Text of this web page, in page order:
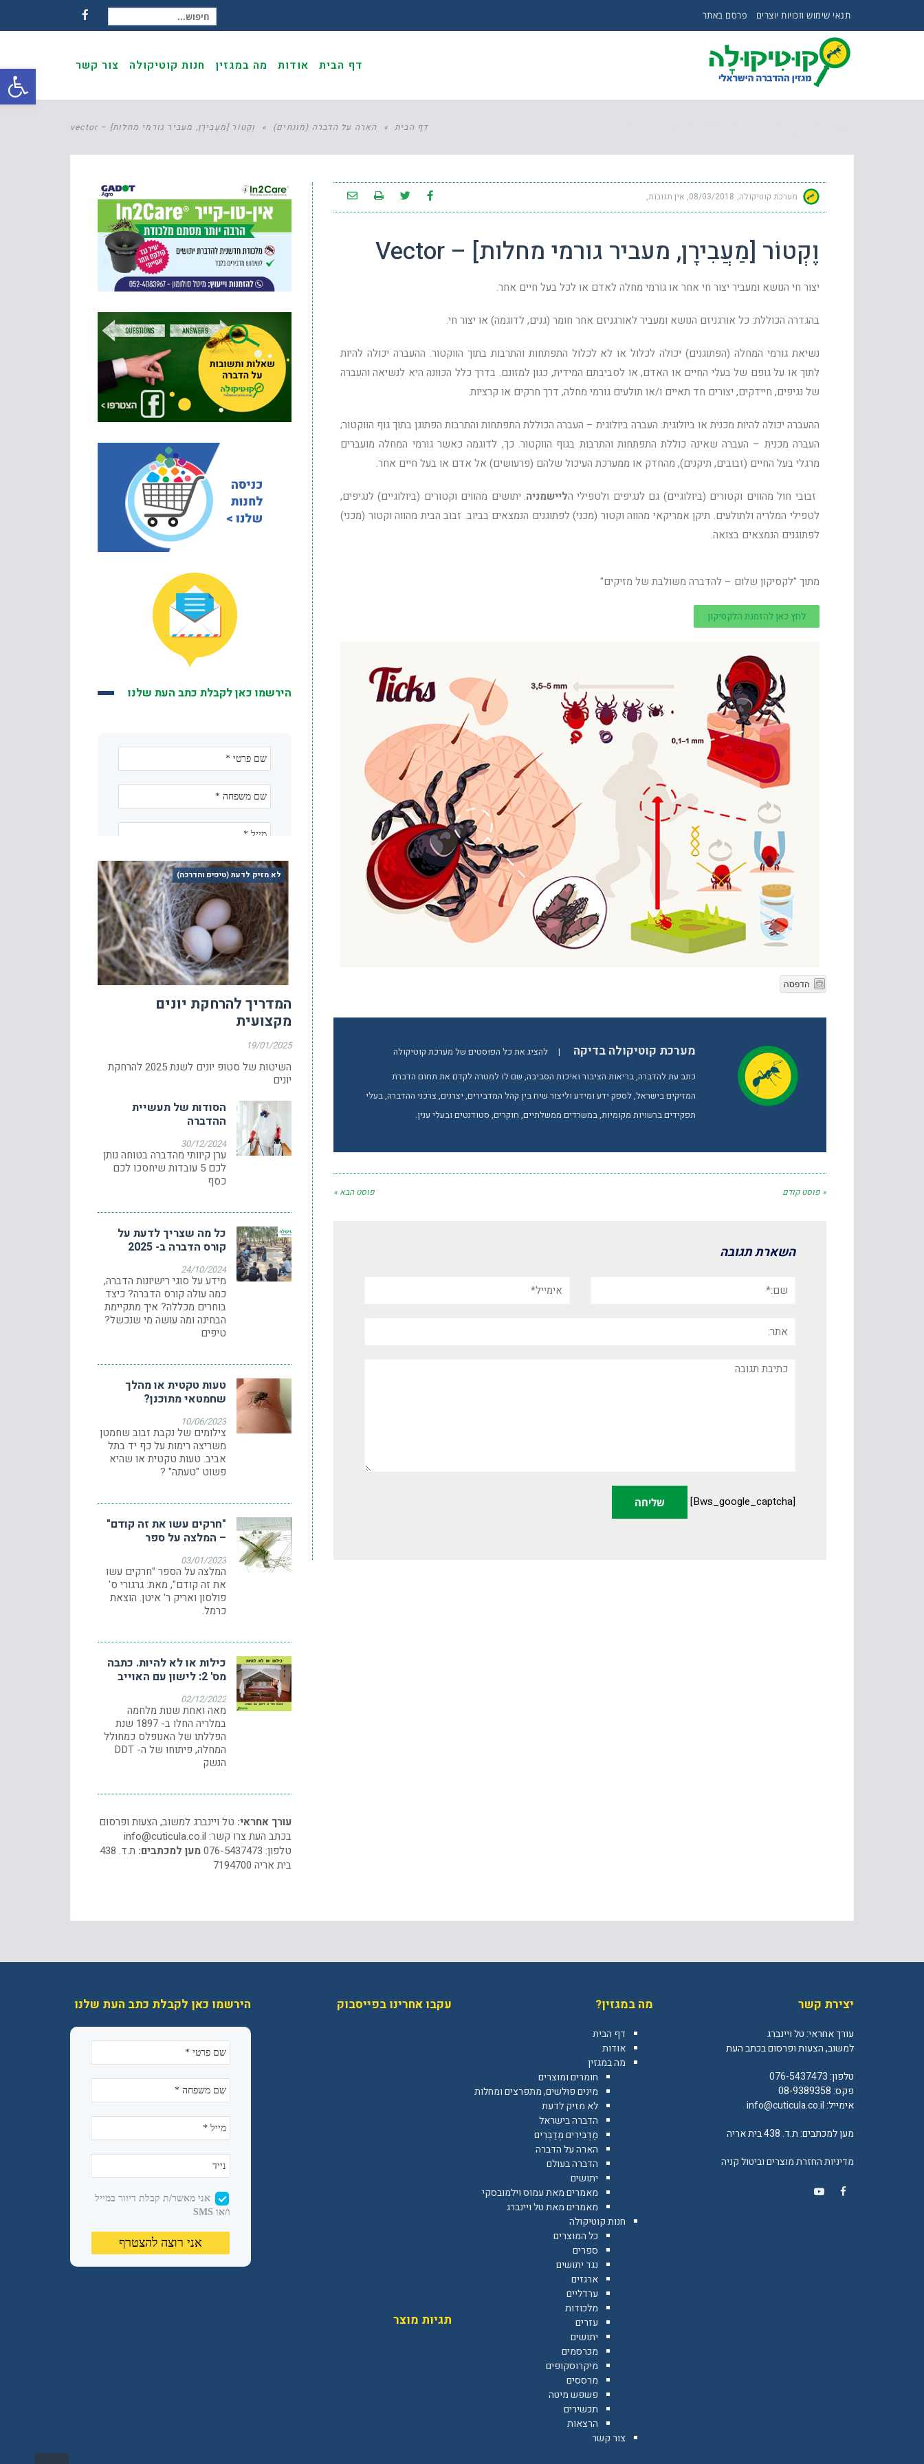
תנאי שימוש וזכויות יוצרים פרסם באתר
חיפוש עבור:
Facebook
דף הבית אודות מה במגזין חנות קוטיקולה צור קשר
דף הבית » הארה על הדברה (מונחים) » וֶקְטוֹר [מַעֲבִירָן, מעביר גורמי מחלות] – vector
מערכת קוטיקולה 08/03/2018 אין תגובות
וֶקְטוֹר [מַעֲבִירָן, מעביר גורמי מחלות] – Vector
יצור חי הנושא ומעביר יצור חי אחר או גורמי מחלה לאדם או לכל בעל חיים אחר.
בהגדרה הכוללת: כל אורגניזם הנושא ומעביר לאורגניזם אחר חומר (גנים, לדוגמה) או יצור חי.
נשיאת גורמי המחלה (הפתוגנים) יכולה לכלול או לא לכלול התפתחות והתרבות בתוך הווקטור. ההעברה יכולה להיות
לתוך או על גופם של בעלי החיים או האדם, או לסביבתם המידית, כגון למזונם. בדרך כלל הכוונה היא לנשיאה והעברה
של נגיפים, חיידקים, יצורים חד תאיים ו/או תולעים גורמי מחלה, דרך חרקים או קרציות.
ההעברה יכולה להיות מכנית או ביולוגית: העברה ביולוגית – העברה הכוללת התפתחות והתרבות הפתוגן בתוך גוף הווקטור;
העברה מכנית – העברה שאינה כוללת התפתחות והתרבות בגוף הווקטור. כך, לדוגמה כאשר גורמי המחלה מועברים
מרגלי בעל החיים (זבובים, תיקנים), מהחדק או ממערכת העיכול שלהם (פרעושים) אל אדם או בעל חיים אחר.
זבובי חול מהווים וקטורים (ביולוגיים) גם לנגיפים ולטפילי הליישמניה. יתושים מהווים וקטורים (ביולוגיים) לנגיפים,
לטפילי המלריה ולתולעים. תיקן אמריקאי מהווה וקטור (מכני) לפתוגנים הנמצאים בביוב. זבוב הבית מהווה וקטור (מכני)
לפתוגנים הנמצאים בצואה.
מתוך "לקסיקון שלום – להדברה משולבת של מזיקים"
לחץ כאן להזמנת הלקסיקון
הדפסה
מערכת קוטיקולה בדיקה |
להציג את כל הפוסטים של מערכת קוטיקולה
כתב עת להדברה, בריאות הציבור ואיכות הסביבה, שם לו למטרה לקדם את תחום הדברת
המזיקים בישראל, לספק ידע ומידע וליצור שיח בין קהל המדבירים, יצרנים, צרכני ההדברה, בעלי
תפקידים ברשויות מקומיות, במשרדים ממשלתיים, חוקרים, סטודנטים ובעלי ענין.
« פוסט קודם פוסט הבא »
השארת תגובה
תגובה
[bws_google_captcha]
הירשמו כאן לקבלת כתב העת שלנו
לא מזיק לדעת (טיפים והדרכה)
המדריך להרחקת יונים
מקצועית
19/01/2025
השיטות של סטופ יונים לשנת 2025 להרחקת
יונים
הסודות של תעשיית
ההדברה
30/12/2024
ערן קיוותי מהדברה בטוחה נותן
לכם 5 עובדות שיחסכו לכם
כסף
כל מה שצריך לדעת על
קורס הדברה ב- 2025
24/10/2024
מידע על סוגי רישיונות הדברה,
כמה עולה קורס הדברה? כיצד
בוחרים מכללה? איך מתקיימת
הבחינה ומה עושה מי שנכשל?
טיפים
טעות טקטית או מהלך
שחמטאי מתוכנן?
10/06/2023
צילומים של נקבת זבוב שחמטן
משריצה רימות על כף יד בתל
אביב. טעות טקטית או שהיא
פשוט "טעתה" ?
"חרקים עשו את זה קודם"
– המלצה על ספר
03/01/2023
המלצה על הספר "חרקים עשו
את זה קודם", מאת: גרגורי ס'
פולסון ואריק ר' איטן. הוצאת
כרמל.
כילות או לא להיות. כתבה
מס' 2: לישון עם האוייב
02/12/2022
מאה ואחת שנות מלחמה
במלריה החלו ב- 1897 שנת
הפללתו של האנופלס כמחולל
המחלה, פיתוחו של ה- DDT
הנשק
עורך אחראי: טל ויינברג למשוב, הצעות ופרסום
בכתב העת צרו קשר: info@cuticula.co.il
טלפון: 076-5437473
מען למכתבים:
ת.ד. 438
בית אריה 7194700
יצירת קשר
עורך אחראי: טל ויינברג
למשוב, הצעות ופרסום בכתב העת
טלפון:076-5437473
פקס: 08-9389358
אימייל:info@cuticula.co.il
מען למכתבים: ת.ד. 438 בית אריה
מדיניות החזרת מוצרים וביטול קניה
מה במגזין?
דף הבית
אודות
מה במגזין
חומרים ומוצרים
מינים פולשים, מתפרצים ומחלות
לא מזיק לדעת
הדברה בישראל
מַדְבִּירִים מְדַבְּרִים
הארה על הדברה
הדברה בעולם
יתושים
מאמרים מאת עמוס וילמובסקי
מאמרים מאת טל ויינברג
חנות קוטיקולה
כל המוצרים
ספרים
נגד יתושים
ארגזים
ערדליים
מלכודות
עזרים
יתושים
מכרסמים
מיקרוסקופים
מרססים
פשפש מיטה
תכשירים
הרצאות
צור קשר
עקבו אחרינו בפייסבוק הירשמו כאן לקבלת כתב העת שלנו
תגיות מוצר